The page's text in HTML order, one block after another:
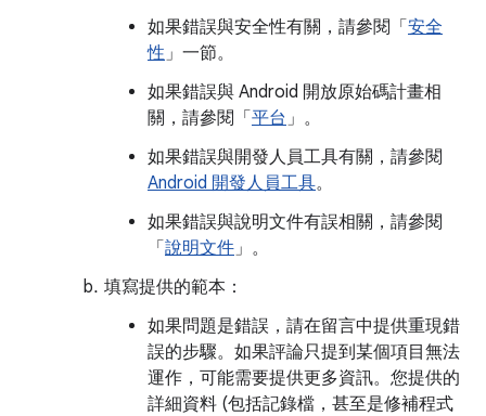
如果錯誤與安全性有關，請參閱「 安全
性」一節。
如果錯誤與 Android 開放原始碼計畫相
關，請參閱「 平台 」。
如果錯誤與開發人員工具有關，請參閱
Android 開發人員工具。
如果錯誤與說明文件有誤相關，請參閱
「 說明文件」。
填寫提供的範本：
如果問題是錯誤，請在留言中提供重現錯
誤的步驟。如果評論只提到某個項目無法
運作，可能需要提供更多資訊。您提供的
詳細資料 (包括記錄檔，甚至是修補程式